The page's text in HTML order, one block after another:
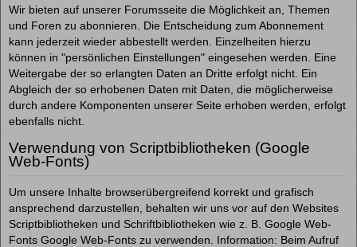
Wir bieten auf unserer Forumsseite die Möglichkeit an, Themen
und Foren zu abonnieren. Die Entscheidung zum Abonnement
kann jederzeit wieder abbestellt werden. Einzelheiten hierzu
können in "persönlichen Einstellungen" eingesehen werden. Eine
Weitergabe der so erlangten Daten an Dritte erfolgt nicht. Ein
Abgleich der so erhobenen Daten mit Daten, die möglicherweise
durch andere Komponenten unserer Seite erhoben werden, erfolgt
ebenfalls nicht.
Verwendung von Scriptbibliotheken (Google
Web-Fonts)
Um unsere Inhalte browserübergreifend korrekt und grafisch
ansprechend darzustellen, behalten wir uns vor auf den Websites
Scriptbibliotheken und Schriftbibliotheken wie z. B. Google Web-
Fonts Google Web-Fonts zu verwenden. Information: Beim Aufruf